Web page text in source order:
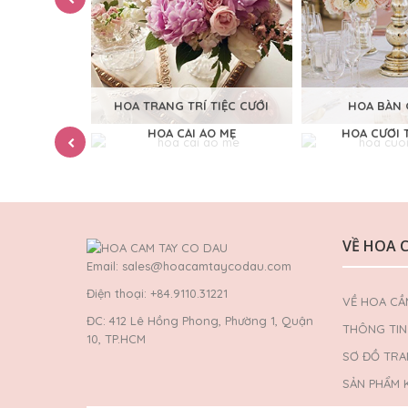
HOA TRANG TRÍ TIỆC CƯỚI
HOA BÀN
HOA CÀI ÁO MẸ HOA CƯỚI
Email: sales@hoacamtaycodau.com
Điện thoại: +84.9110.31221
ĐC: 412 Lê Hồng Phong, Phường 1, Quận
10, TP.HCM
VỀ HOA
VỀ HOA
THÔNG
SƠ ĐỒ
SẢN PHẨM